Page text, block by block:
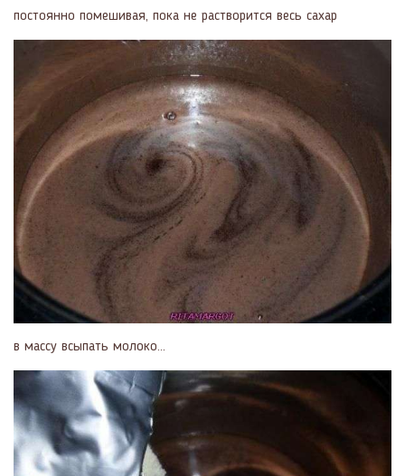
постоянно помешивая, пока не растворится весь сахар
в массу всыпать молоко...